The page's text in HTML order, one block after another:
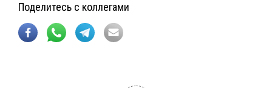
Поделитесь с коллегами